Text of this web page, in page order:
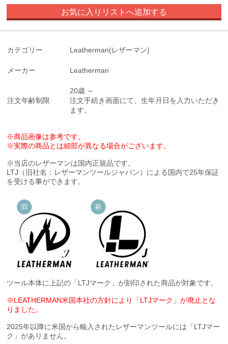
お気に入りリストへ追加する
カテゴリー Leatherman(レザーマン)
メーカー Leatherman
注文年齢制限
20歳 ～
注文手続き画面にて、生年月日を入力いただき
ます。
※商品画像は参考です。
※実際の商品とは細部が異なる場合がございます。
※当店のレザーマンは国内正規品です。
LTJ（旧社名：レザーマンツールジャパン）による国内で25年保証
を受ける事ができます。
ツール本体に上記の「LTJマーク」が刻印された商品が対象です。
※LEATHERMAN米国本社の方針により「LTJマーク」が廃止とな
りました。
2025年以降に米国から輸入されたレザーマンツールには「LTJマー
ク」がありません。